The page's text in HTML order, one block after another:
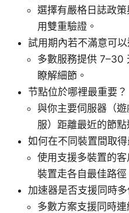
選擇有嚴格日誌政
用雙重驗證。
試用期內若不滿意可以
多數服務提供 7–30
瞭解細節。
节點位於哪裡最重要？
與你主要伺服器（
服）距離最近的節點
如何在不同裝置間取
使用支援多裝置的
裝置走各自最佳路徑
加速器是否支援同時多
多數方案支援同時